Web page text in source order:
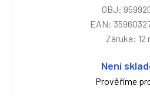
OBJ:
EAN:
Záruka: 12
Není
Prověříme